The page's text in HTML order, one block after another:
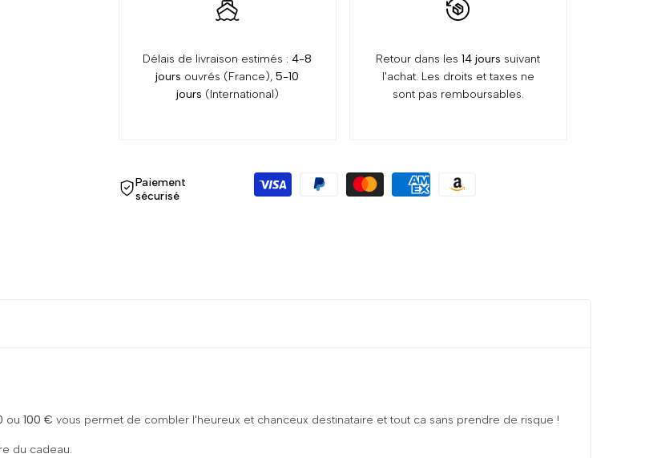
/
Délais de livraison estimés :4-8
jours ouvrés (France),5-10
jours (International)
Retour dans les14 jours suivant
l'achat. Les droits et taxes ne
sont pas remboursables.
Paiement
sécurisé
ou 100 € vous permet de combler l'heureux et chanceux destinataire et tout ca sans prendre de risque !
du cadeau.